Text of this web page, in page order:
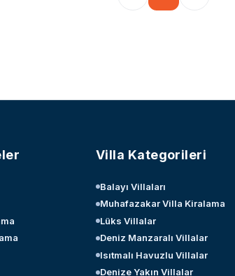
Villa Kategorileri
Balayı Villaları
Muhafazakar Villa Kiralama
Lüks Villalar
Deniz Manzaralı Villalar
Isıtmalı Havuzlu Villalar
Denize Yakın Villalar